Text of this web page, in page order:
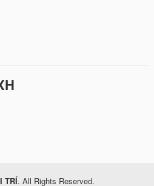
TRÍ. All Rights Reserved.